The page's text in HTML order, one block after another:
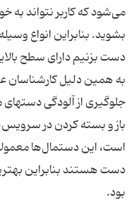
می‌شود كه كاربر نتواند
بشوید. بنابراین انواع
به همین دلیل كارشناسان
جلوگیری از آلودگی
باز و بسته كردن در
است، این دستمال‌ها
دست هستند بنابراین